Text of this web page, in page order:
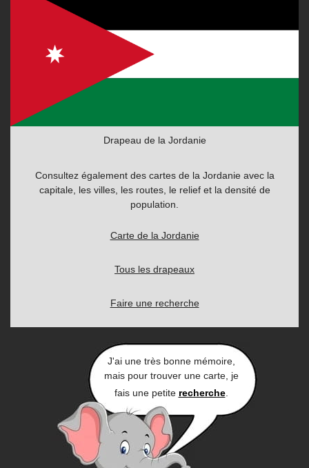
Drapeau de la Jordanie
Consultez également des cartes de la Jordanie avec la
capitale, les villes, les routes, le relief et la densité de
population.
Carte de la Jordanie
Tous les drapeaux
Faire une recherche
J'ai une très bonne mémoire,
mais pour trouver une carte, je
fais une petite recherche.